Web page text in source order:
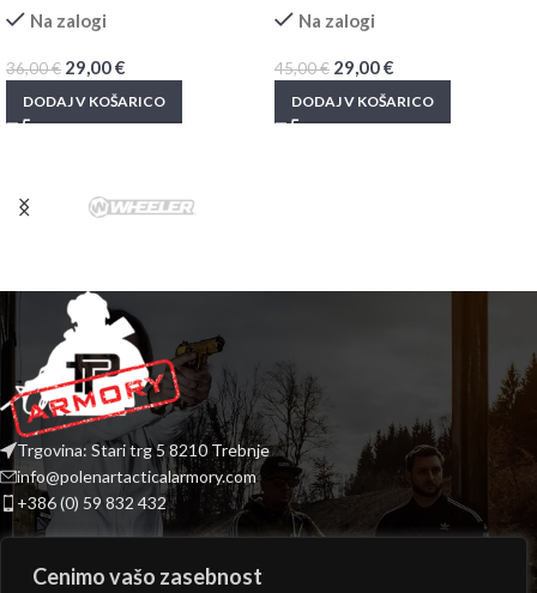
Cenimo vašo zasebnost
Na zalogi
36,00€ 29,00€
DODAJ V KOŠARICO
Na zalogi
45,00€ 29,00€
DODAJ V KOŠARICO
Trgovina: Stari trg 5 8210 Trebnje
info@polenartacticalarmory.com
+386 (0) 59 832 432